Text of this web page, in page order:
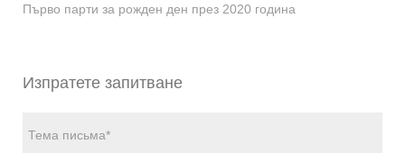
Първо парти за рожден ден през 2020 година
Изпратете запитване